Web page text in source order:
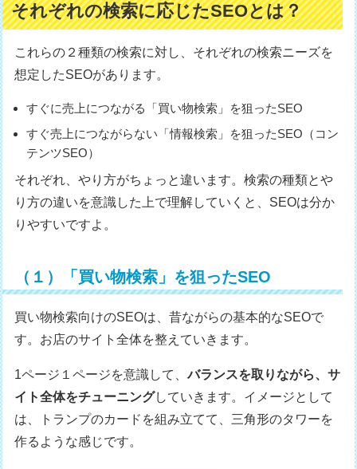
それぞれの検索に応じたSEOとは？
これらの２種類の検索に対し、それぞれの検索ニーズを
想定したSEOがあります。
すぐに売上につながる「買い物検索」を狙ったSEO
すぐ売上につながらない「情報検索」を狙ったSEO（コン
テンツSEO）
それぞれ、やり方がちょっと違います。検索の種類とや
り方の違いを意識した上で理解していくと、SEOは分か
りやすいですよ。
（１）「買い物検索」を狙ったSEO
買い物検索向けのSEOは、昔ながらの基本的なSEOで
す。お店のサイト全体を整えていきます。
1ページ１ページを意識して、バランスを取りながら、サ
イト全体をチューニングしていきます。イメージとして
は、トランプのカードを組み立てて、三角形のタワーを
作るような感じです。